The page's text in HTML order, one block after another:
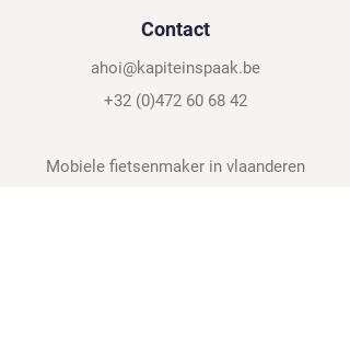
Contact
ahoi@kapiteinspaak.be
+32 (0)472 60 68 42
Mobiele fietsenmaker in vlaanderen